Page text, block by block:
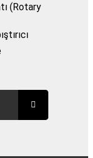
(Rotary